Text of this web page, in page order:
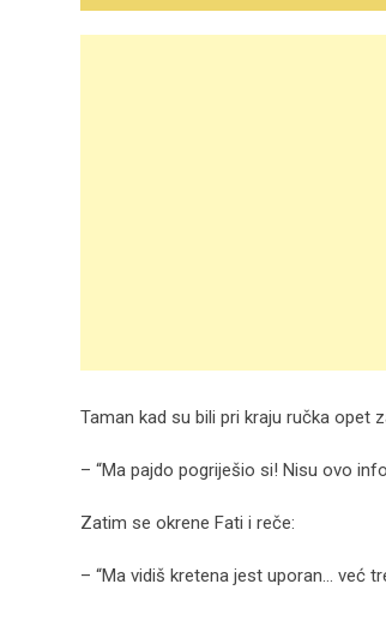
Taman kad su bili pri kraju ručka
– “Ma pajdo pogriješio si! Nisu ovo
Zatim se okrene Fati i reče:
– “Ma vidiš kretena jest uporan… već